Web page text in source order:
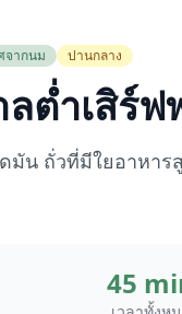
จากนม ปานกลาง
ต่ำเสิร์
น ถั่วที่มีใยอาหาร
45